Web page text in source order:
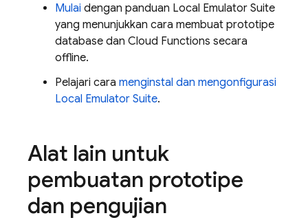
Mulai dengan panduan Local Emulator Suite
yang menunjukkan cara membuat prototipe
database dan Cloud Functions secara
offline.
Pelajari cara menginstal dan mengonfigurasi
Local Emulator Suite.
Alat lain untuk
pembuatan prototipe
dan pengujian